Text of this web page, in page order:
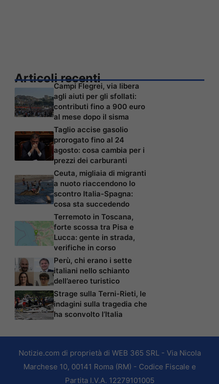
Articoli recenti
Campi Flegrei, via libera
agli aiuti per gli sfollati:
contributi fino a 900 euro
al mese dopo il sisma
Taglio accise gasolio
prorogato fino al 24
agosto: cosa cambia per i
prezzi dei carburanti
Ceuta, migliaia di migranti
a nuoto riaccendono lo
scontro Italia-Spagna:
cosa sta succedendo
Terremoto in Toscana,
forte scossa tra Pisa e
Lucca: gente in strada,
verifiche in corso
Perù, chi erano i sette
italiani nello schianto
dell’aereo turistico
Strage sulla Terni-Rieti, le
indagini sulla tragedia che
ha sconvolto l’Italia
Notizie.com di proprietà di WEB 365 SRL - Via Nicola
Marchese 10, 00141 Roma (RM) - Codice Fiscale e
Partita I.V.A. 12279101005